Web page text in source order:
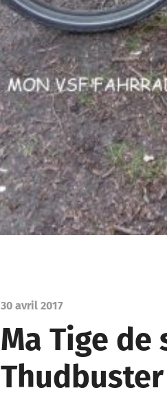
30 avril 2017
Ma Tige de
Thudbuster